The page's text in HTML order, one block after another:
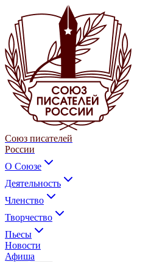
Союз писателей
России
О Союзе
Деятельность
Членство
Творчество
Пьесы
Новости
Афиша